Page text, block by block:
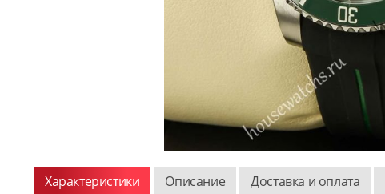
Характеристики Описание Доставка и оплата